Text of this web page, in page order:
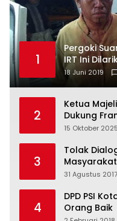
1
Pergoki
IRT Ini
18 Juni 2019
2
Ketua
Dukung
Freeport
15 Oktober 2025
3
Tolak
31 Agustus 2017
4
DPD PSI
Orang Baik